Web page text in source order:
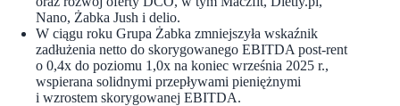
Nano, Żabka Jush i delio.
W ciągu roku Grupa Żabka zmniejszyła wskaźnik
zadłużenia netto do skorygowanego EBITDA post-rent
o 0,4x do poziomu 1,0x na koniec września 2025 r.,
wspierana solidnymi przepływami pieniężnymi
i wzrostem skorygowanej EBITDA.